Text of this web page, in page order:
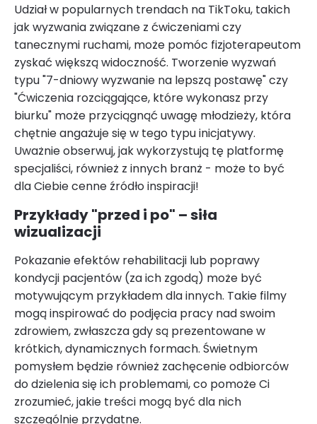
Udział w popularnych trendach na TikToku, takich
jak wyzwania związane z ćwiczeniami czy
tanecznymi ruchami, może pomóc fizjoterapeutom
zyskać większą widoczność. Tworzenie wyzwań
typu "7-dniowy wyzwanie na lepszą postawę" czy
"Ćwiczenia rozciągające, które wykonasz przy
biurku" może przyciągnąć uwagę młodzieży, która
chętnie angażuje się w tego typu inicjatywy.
Uważnie obserwuj, jak wykorzystują tę platformę
specjaliści, również z innych branż - może to być
dla Ciebie cenne źródło inspiracji!
Przykłady "przed i po" – siła
wizualizacji
Pokazanie efektów rehabilitacji lub poprawy
kondycji pacjentów (za ich zgodą) może być
motywującym przykładem dla innych. Takie filmy
mogą inspirować do podjęcia pracy nad swoim
zdrowiem, zwłaszcza gdy są prezentowane w
krótkich, dynamicznych formach. Świetnym
pomysłem będzie również zachęcenie odbiorców
do dzielenia się ich problemami, co pomoże Ci
zrozumieć, jakie treści mogą być dla nich
szczególnie przydatne.